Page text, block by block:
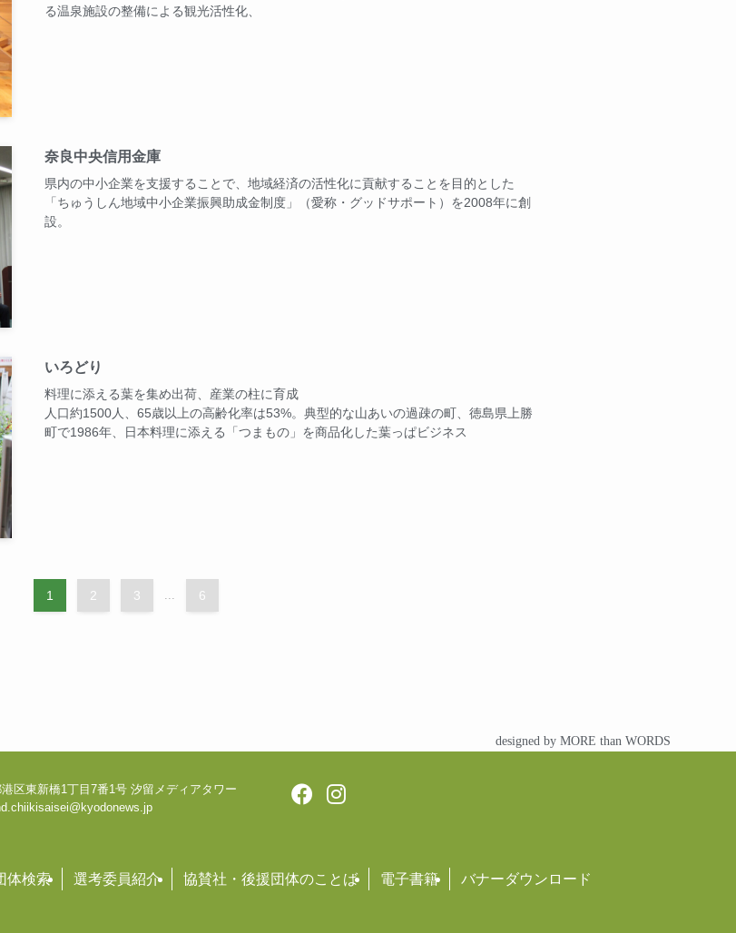
る温泉施設の整備による観光活性化、
奈良中央信用金庫
県内の中小企業を支援することで、地域経済の活性化に貢献することを目的とした
「ちゅうしん地域中小企業振興助成金制度」（愛称・グッドサポート）を2008年に創
設。
いろどり
料理に添える葉を集め出荷、産業の柱に育成
人口約1500人、65歳以上の高齢化率は53%。典型的な山あいの過疎の町、徳島県上勝
町で1986年、日本料理に添える「つまもの」を商品化した葉っぱビジネス
1 2 3 ... 6
designed by MORE than WORDS
区東新橋1丁目7番1号 汐留メディアタワー
体検索 選考委員紹介 協賛社・後援団体のことば 電子書籍 バナーダウンロード